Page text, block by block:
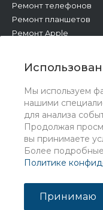
Мы используем
нашими
для анализа
Продолжая
вы принимаете
Более
Политике
Принимаю
Ремонт телефонов
Ремонт планшетов
Ремонт Apple